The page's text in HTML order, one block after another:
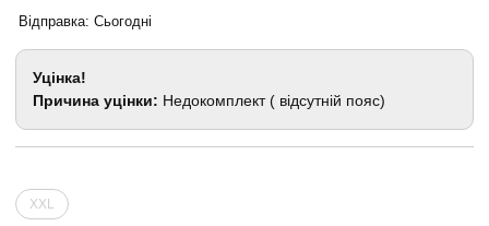
Відправка: Сьогодні
Уцінка!
Причина уцінки: Недокомплект ( відсутній пояс)
XXL